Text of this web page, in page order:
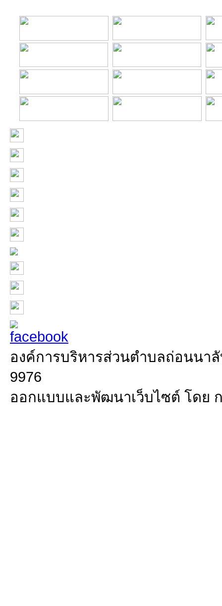
องค์การบริหารส่วนตำบลถ่อนนา
9976
ออกแบบและพัฒนาเว็บไซต์ โดย